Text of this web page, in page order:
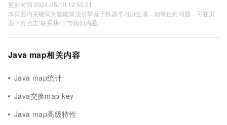
更新时间 2024-05-10 12:55:21
本页面内关键词为智能算法引擎基于机器学习所生成，如有任何问题，可在页
面下方点击"联系我们"与我们沟通。
Java map相关内容
Java map统计
Java交换map key
Java map高级特性